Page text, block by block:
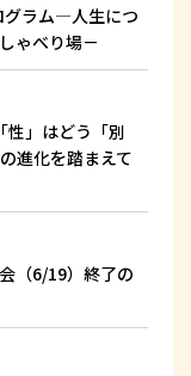
グラム—人生につ
ゃべり場－
性」はどう「別
進化を踏まえて
（6/19）終了の